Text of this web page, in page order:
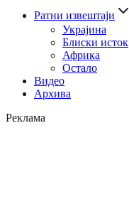
Ратни извештаји
Украјина
Блиски исток
Африка
Остало
Видео
Архива
Реклама